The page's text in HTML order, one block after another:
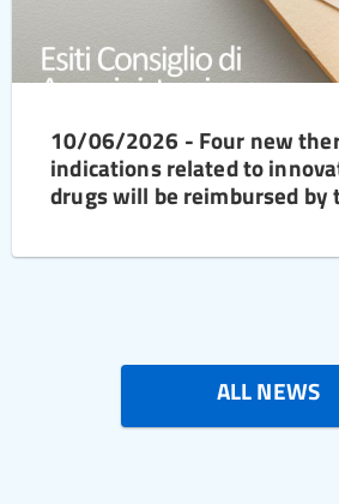
10/06/2026 - Four new
indications related to
drugs will be reimbursed by
ALL NEWS